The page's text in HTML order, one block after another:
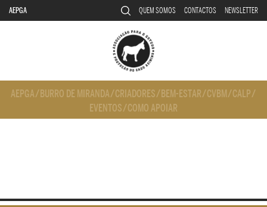
AEPGA QUEM SOMOS CONTACTOS NEWSLETTER
AEPGA/ BURRO DE MIRANDA/CRIADORES/ BEM-ESTAR/CVBM/CALP/
EVENTOS/COMO APOIAR